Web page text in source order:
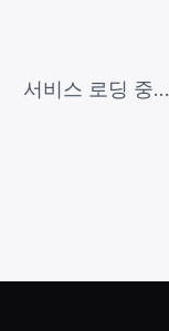
서비스 로딩 중...